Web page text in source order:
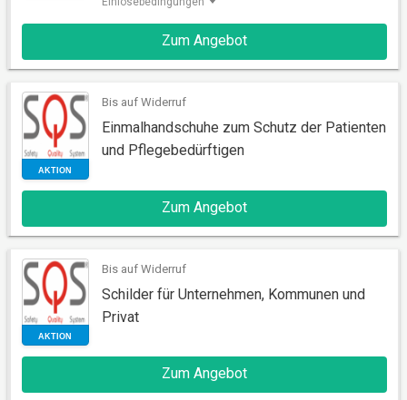
Zum Angebot
AKTION
Bis auf Widerruf
Einmalhandschuhe zum Schutz der Patienten
und Pflegebedürftigen
Zum Angebot
Bis auf Widerruf
Schilder für Unternehmen, Kommunen und
Privat
Zum Angebot